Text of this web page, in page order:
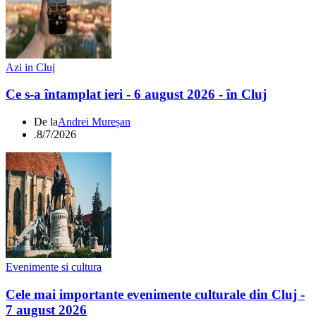
Azi in Cluj
Ce s-a întamplat ieri - 6 august 2026 - în Cluj
De laAndrei Mureșan
.8/7/2026
Evenimente si cultura
Cele mai importante evenimente culturale din Cluj -
7 august 2026